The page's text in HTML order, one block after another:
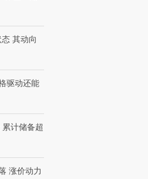
其动向
驱动还能
计储备超
涨价动力